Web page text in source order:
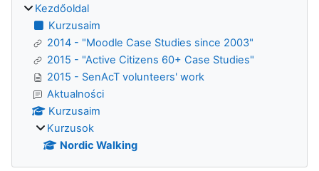
Kezdőoldal
Kurzusaim
2014 - "Moodle Case Studies since 2003"
2015 - "Active Citizens 60+ Case Studies"
2015 - SenAcT volunteers' work
Aktualności
Kurzusaim
Kurzusok
Nordic Walking